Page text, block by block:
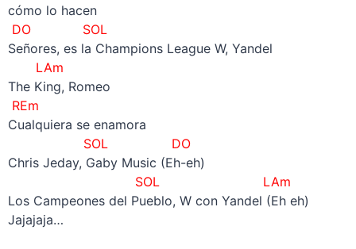
cómo lo hacen
DO SOL
Señores, es la Champions League W, Yandel
LAm
The King, Romeo
REm
Cualquiera se enamora
SOL
DO
Chris Jeday, Gaby Music (Eh-eh)
SOL
LAm
Los Campeones del Pueblo, W con Yandel (Eh eh)
Jajajaja…